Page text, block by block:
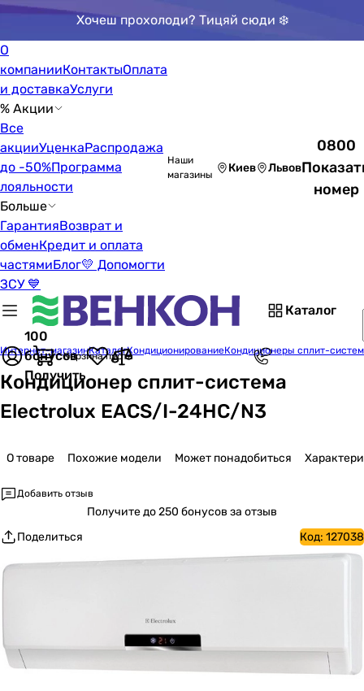
Хочеш прохолоди? Тицяй сюди ❄️
О
компанииКонтактыОплата
и доставкаУслуги
% Акции
Все
акцииУценкаРаспродажа
до -50%Программа
лояльности
Больше
ГарантияВозврат и
обменКредит и оплата
частямиБлог💛 Допомогти
ЗСУ 💙
Наши
магазины
Киев Львов
0800
номер
Каталог
100
бонусов
Получить
Корзина пуста
Интернет-магазинКаталогКондиционированиеКондиционеры сплит-
Кондиционер сплит-система
Electrolux EACS/I-24HC/N3
О товаре Похожие модели Может понадобиться
Добавить отзыв
Получитедо 250 бонусов за отзыв
Поделиться
Код: 127038